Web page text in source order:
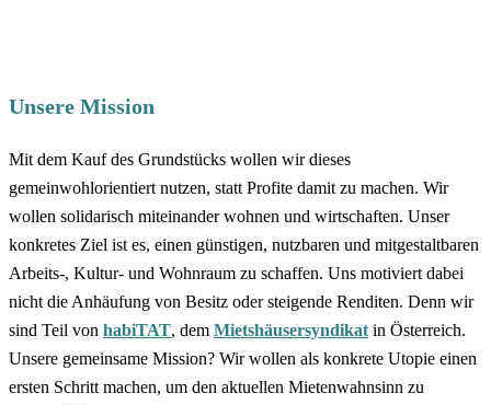
Unsere Mission
Mit dem Kauf des Grundstücks wollen wir dieses
gemeinwohlorientiert nutzen, statt Profite damit zu machen. Wir
wollen solidarisch miteinander wohnen und wirtschaften. Unser
konkretes Ziel ist es, einen günstigen, nutzbaren und mitgestaltbaren
Arbeits-, Kultur- und Wohnraum zu schaffen. Uns motiviert dabei
nicht die Anhäufung von Besitz oder steigende Renditen. Denn wir
sind Teil von habiTAT, dem Mietshäusersyndikat in Österreich.
Unsere gemeinsame Mission? Wir wollen als konkrete Utopie einen
ersten Schritt machen, um den aktuellen Mietenwahnsinn zu